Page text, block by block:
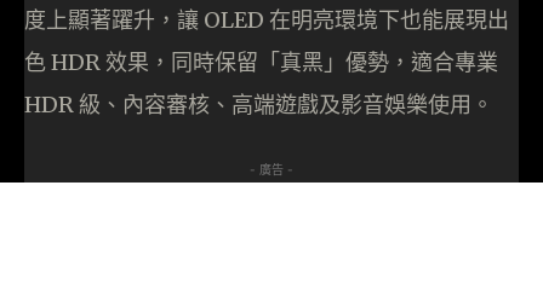
度上顯著躍升，讓 OLED 在明亮環境下也能展現出
色 HDR 效果，同時保留「真黑」優勢，適合專業
HDR 級、內容審核、高端遊戲及影音娛樂使用。
- 廣告 -